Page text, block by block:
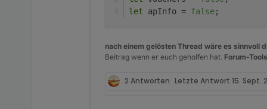
let apInfo = false;
nach einem gelösten Thread wäre es
Beitrag wenn er euch geholfen hat. Forum-
2 Antworten Letzte Antwort 15. Sept.